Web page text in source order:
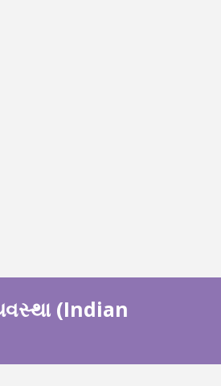
(Indian